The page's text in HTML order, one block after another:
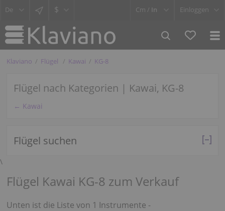
$ Cm / In Einloggen
Klaviano Flügel Kawai KG-8
Flügel nach Kategorien | Kawai, KG-8
← Kawai
Flügel suchen
\
Flügel Kawai KG-8 zum Verkauf
Unten ist die Liste von 1 Instrumente -